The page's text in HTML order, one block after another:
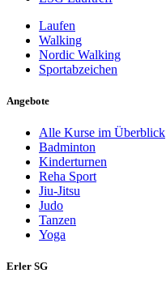
Laufen
Walking
Nordic Walking
Sportabzeichen
Angebote
Alle Kurse im Überblick
Badminton
Kinderturnen
Reha Sport
Jiu-Jitsu
Judo
Tanzen
Yoga
Erler SG